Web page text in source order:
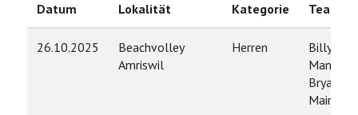
Datum Lokalität Kategorie Team
26.10.2025
Beachvolley
Amriswil
Herren
Billy
Manixab
Bryant
Mairs